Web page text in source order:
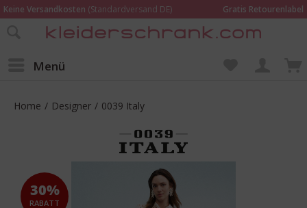
Keine Versandkosten (Standardversand DE)
Gratis Retourenlabel
Online bestellen – im Geschäft in Kempen anprobieren und beraten lassen
Menü
Home / Designer / 0039 Italy
30%
RABATT